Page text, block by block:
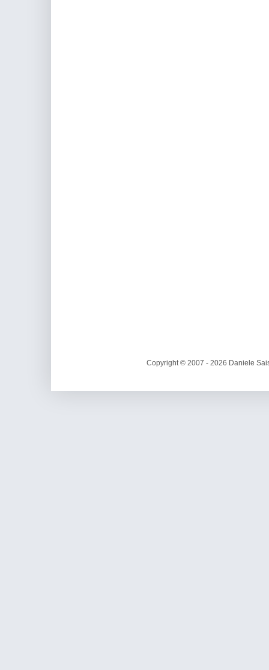
Copyright © 2007 - 2026 Daniele